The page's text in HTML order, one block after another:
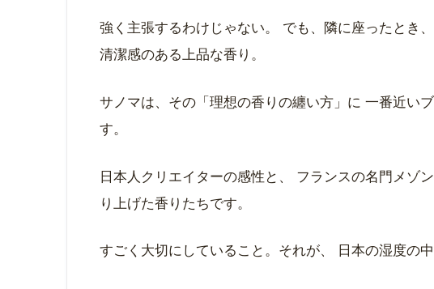
強く主張するわけじゃない。 でも、隣に座ったとき
清潔感のある上品な香り。
サノマは、その「理想の香りの纏い方」に 一番近い
す。
日本人クリエイターの感性と、 フランスの名門メゾ
り上げた香りたちです。
すごく大切にしていること。それが、 日本の湿度の